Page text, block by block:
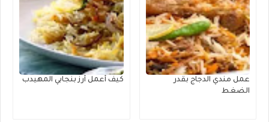
عمل مندي الدجاج بقدر
الضغط
كيف أعمل أرز بنجابي المهيدب